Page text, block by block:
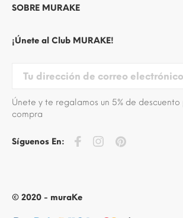
SOBRE MURAKE
¡Únete al Club MURAKE!
Únete y te regalamos un 5% de
compra
Síguenos En:
© 2020 - muraKe